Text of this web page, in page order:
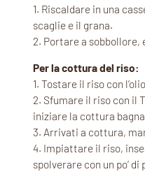
1. Riscaldare in una
scaglie e il grana.
2. Portare a sobbollore,
Per la cottura del riso:
1. Tostare il riso con
2. Sfumare il riso con il
iniziare la cottura
3. Arrivati a cottura,
4. Impiattare il riso,
spolverare con un po’